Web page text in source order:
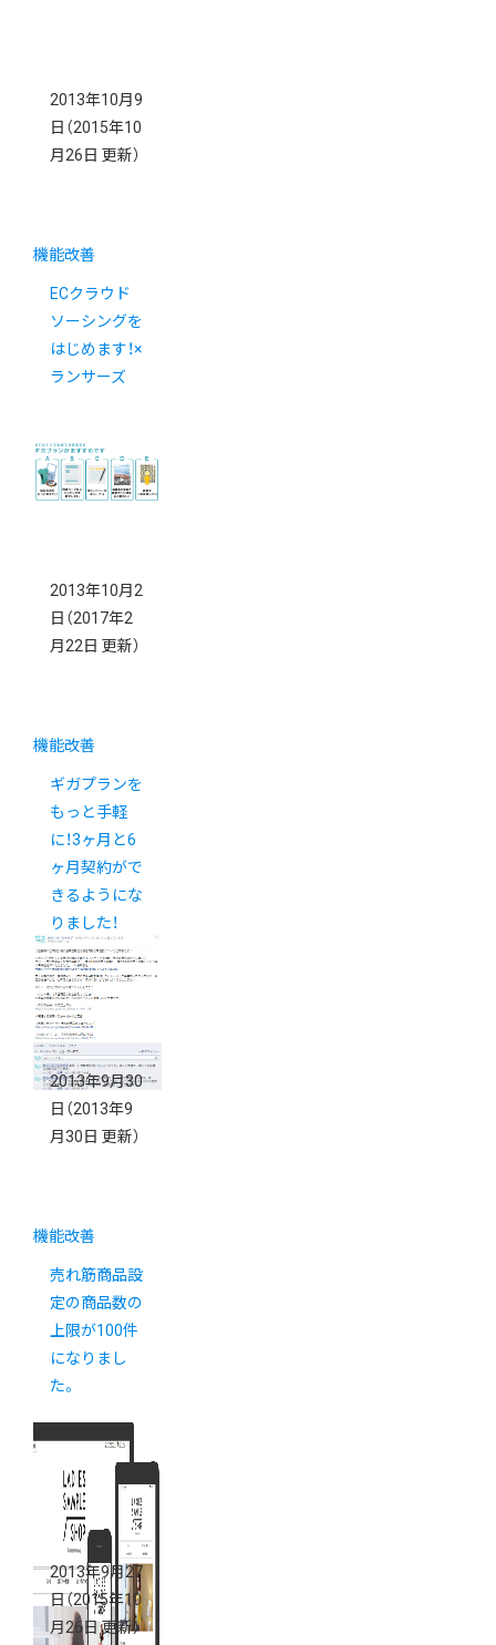
2013年10月9
日 （2015年10
月26日 更新）
機能改善
ECクラウド
ソーシングを
はじめます！×
ランサーズ
2013年10月2
日 （2017年2
月22日 更新）
機能改善
ギガプランを
もっと手軽
に！3ヶ月と6
ヶ月契約がで
きるようにな
りました！
2013年9月30
日 （2013年9
月30日 更新）
機能改善
売れ筋商品設
定の商品数の
上限が100件
になりまし
た。
2013年9月27
日（2015年10
月26日 更新）